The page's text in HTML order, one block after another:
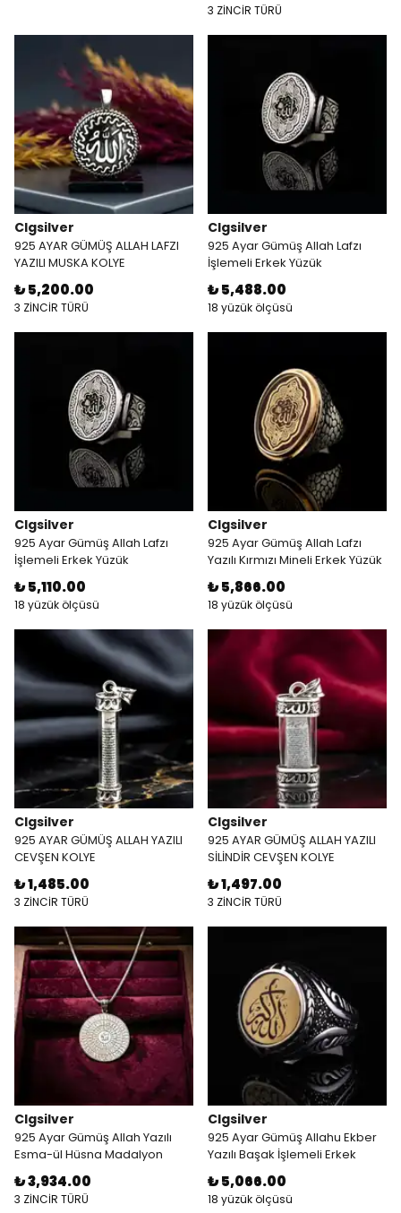
3 ZİNCİR TÜRÜ
Clgsilver
925 AYAR GÜMÜŞ ALLAH LAFZI
YAZILI MUSKA KOLYE
₺ 5,200.00
3 ZİNCİR TÜRÜ
Clgsilver
925 Ayar Gümüş Allah Lafzı
İşlemeli Erkek Yüzük
₺ 5,488.00
18 yüzük ölçüsü
Clgsilver
925 Ayar Gümüş Allah Lafzı
İşlemeli Erkek Yüzük
₺ 5,110.00
18 yüzük ölçüsü
Clgsilver
925 Ayar Gümüş Allah Lafzı
Yazılı Kırmızı Mineli Erkek Yüzük
₺ 5,866.00
18 yüzük ölçüsü
Clgsilver
925 AYAR GÜMÜŞ ALLAH YAZILI
CEVŞEN KOLYE
₺ 1,485.00
3 ZİNCİR TÜRÜ
Clgsilver
925 AYAR GÜMÜŞ ALLAH YAZILI
SİLİNDİR CEVŞEN KOLYE
₺ 1,497.00
3 ZİNCİR TÜRÜ
Clgsilver
925 Ayar Gümüş Allah Yazılı
Esma-ül Hüsna Madalyon
Kolye
₺ 3,934.00
3 ZİNCİR TÜRÜ
Clgsilver
925 Ayar Gümüş Allahu Ekber
Yazılı Başak İşlemeli Erkek
Yüzük
₺ 5,066.00
18 yüzük ölçüsü